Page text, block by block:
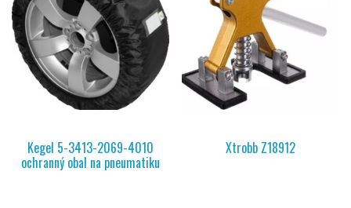
Kegel 5-3413-2069-4010
ochranný obal na pneumatiku
Xtrobb Z18912